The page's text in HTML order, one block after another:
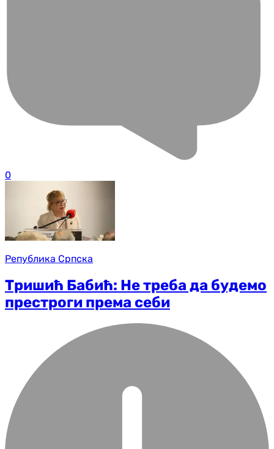
0
Република Српска
Тришић Бабић: Не треба да будемо
престроги према себи